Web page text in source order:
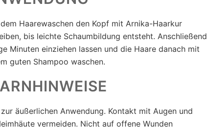
Haarewaschen den Kopf mit Arnika-Haarkur
bis leichte Schaumbildung entsteht. Anschließend
Minuten einziehen lassen und die Haare danach mit
guten Shampoo waschen.
äußerlichen Anwendung. Kontakt mit Augen und
vermeiden. Nicht auf offene Wunden